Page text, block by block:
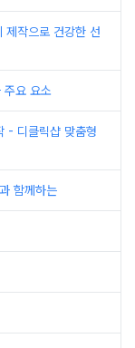
제작으로 건강한 선
주요 요소
- 디클릭샵 맞춤형
함께하는